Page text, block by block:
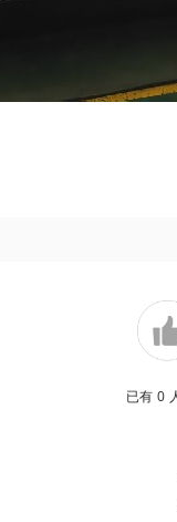
已有 0